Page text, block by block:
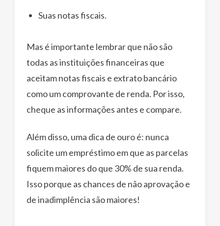
Suas notas fiscais.
Mas é importante lembrar que não são
todas as instituições financeiras que
aceitam notas fiscais e extrato bancário
como um comprovante de renda. Por isso,
cheque as informações antes e compare.
Além disso, uma dica de ouro é: nunca
solicite um empréstimo em que as parcelas
fiquem maiores do que 30% de sua renda.
Isso porque as chances de não aprovação e
de inadimplência são maiores!